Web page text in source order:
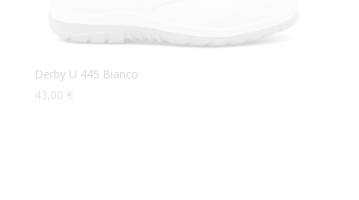
Derby U 445 Bianco
43,00 €